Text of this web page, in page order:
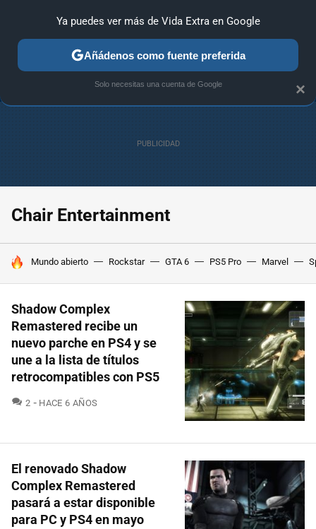
ANÁLISIS GUÍAS Y TRUCOS PC SONY NINTENDO
Chair Entertainment
HOY SE HABLA DE
Mundo abierto Rockstar GTA 6 PS5 Pro Marvel
Shadow Complex
Remastered recibe un
nuevo parche en PS4 y se
une a la lista de títulos
retrocompatibles con PS5
2 COMENTARIOS
HACE 6 AÑOS
El renovado Shadow
Complex Remastered
pasará a estar disponible
para PC y PS4 en mayo
×
Ya puedes ver más de Vida Extra en Google
Añádenos como fuente preferida
Solo necesitas una cuenta de Google